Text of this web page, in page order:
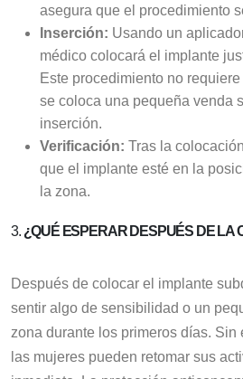
asegura que el procedimiento
Inserción: Usando un
médico colocará el implante
Este procedimiento no
se coloca una pequeña venda
inserción.
Verificación: Tras la
que el implante esté en la
la zona.
3. ¿QUÉ ESPERAR DESPUÉS DE LA
Después de colocar el implante
sentir algo de sensibilidad o un
zona durante los primeros días. Sin
las mujeres pueden retomar sus